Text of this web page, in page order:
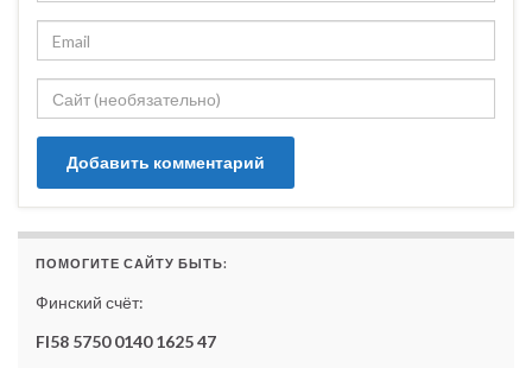
ПОМОГИТЕ САЙТУ БЫТЬ:
Финский счёт:
FI58 5750 0140 1625 47